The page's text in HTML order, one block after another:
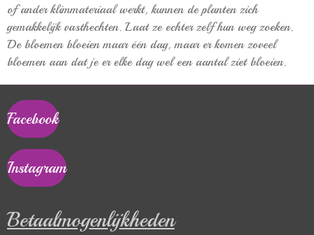
of ander klimmateriaal werkt, kunnen de planten zich
gemakkelijk vasthechten. Laat ze echter zelf hun weg zoeken.
De bloemen bloeien maar één dag, maar er komen zoveel
bloemen aan dat je er elke dag wel een aantal ziet bloeien.
Facebook
Instagram
Betaalmogenlijkheden